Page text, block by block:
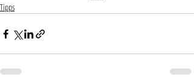
Tipps